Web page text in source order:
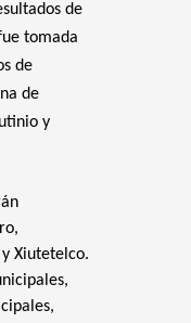
de
tomada
de
de
y
Xiutetelco.